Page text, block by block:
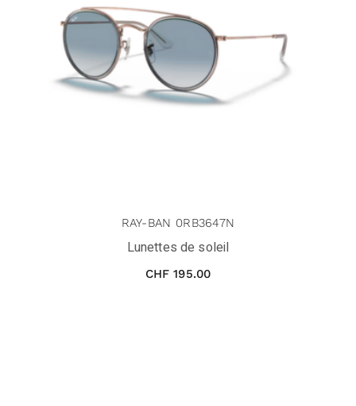
RAY-BAN 0RB3647N
Lunettes de soleil
CHF 195.00